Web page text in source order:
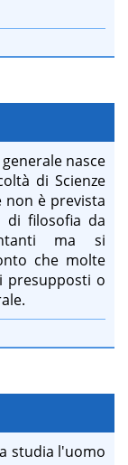
nasce
di Scienze
non è prevista
di filosofia da
ma si
che molte
presupposti o
studia l'uomo